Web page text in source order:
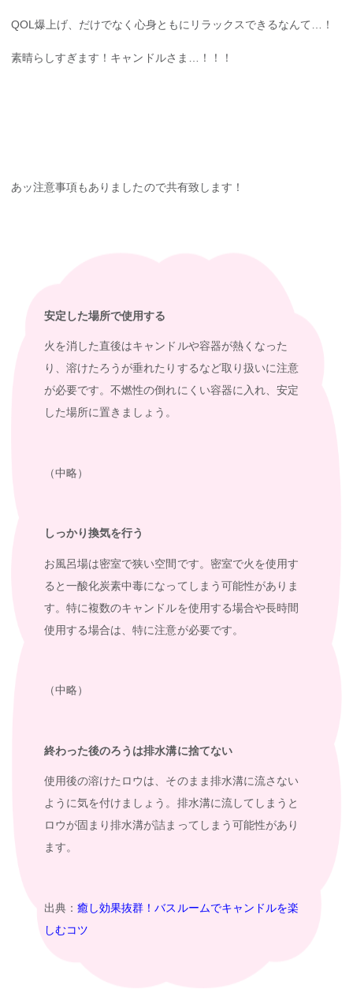
QOL爆上げ、だけでなく心身ともにリラックスできるなんて…！
素晴らしすぎます！キャンドルさま…！！！
あッ注意事項もありましたので共有致します！
安定した場所で使用する
火を消した直後はキャンドルや容器が熱くなった
り、溶けたろうが垂れたりするなど取り扱いに注意
が必要です。不燃性の倒れにくい容器に入れ、安定
した場所に置きましょう。
（中略）
しっかり換気を行う
お風呂場は密室で狭い空間です。密室で火を使用す
ると一酸化炭素中毒になってしまう可能性がありま
す。特に複数のキャンドルを使用する場合や長時間
使用する場合は、特に注意が必要です。
（中略）
終わった後のろうは排水溝に捨てない
使用後の溶けたロウは、そのまま排水溝に流さない
ように気を付けましょう。排水溝に流してしまうと
ロウが固まり排水溝が詰まってしまう可能性があり
ます。
出典：癒し効果抜群！バスルームでキャンドルを楽
しむコツ